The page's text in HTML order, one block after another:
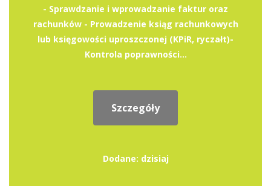
- Sprawdzanie i wprowadzanie faktur oraz
rachunków - Prowadzenie ksiąg rachunkowych
lub księgowości uproszczonej (KPiR, ryczałt)-
Kontrola poprawności...
Szczegóły
Dodane: dzisiaj